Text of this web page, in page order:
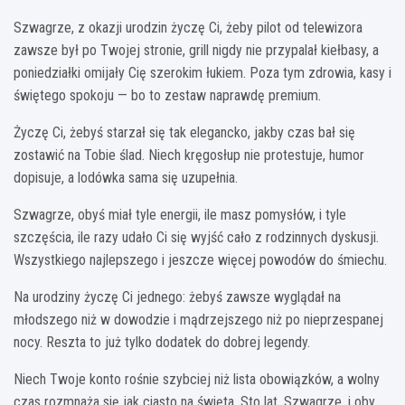
Szwagrze, z okazji urodzin życzę Ci, żeby pilot od telewizora
zawsze był po Twojej stronie, grill nigdy nie przypalał kiełbasy, a
poniedziałki omijały Cię szerokim łukiem. Poza tym zdrowia, kasy i
świętego spokoju — bo to zestaw naprawdę premium.
Życzę Ci, żebyś starzał się tak elegancko, jakby czas bał się
zostawić na Tobie ślad. Niech kręgosłup nie protestuje, humor
dopisuje, a lodówka sama się uzupełnia.
Szwagrze, obyś miał tyle energii, ile masz pomysłów, i tyle
szczęścia, ile razy udało Ci się wyjść cało z rodzinnych dyskusji.
Wszystkiego najlepszego i jeszcze więcej powodów do śmiechu.
Na urodziny życzę Ci jednego: żebyś zawsze wyglądał na
młodszego niż w dowodzie i mądrzejszego niż po nieprzespanej
nocy. Reszta to już tylko dodatek do dobrej legendy.
Niech Twoje konto rośnie szybciej niż lista obowiązków, a wolny